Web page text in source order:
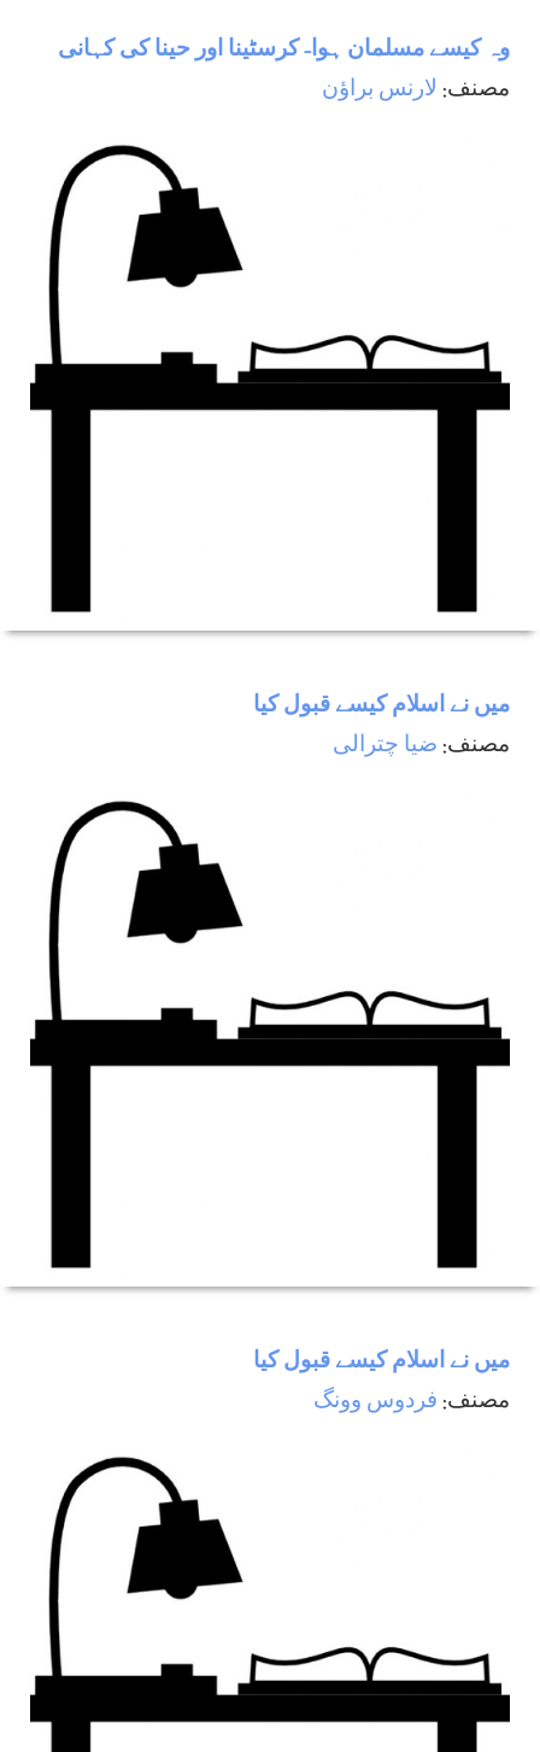
وہ كيسے مسلمان ہوا- كرسٹينا اور حينا كی كہانی
مصنف: لارنس براؤن
ميں نے اسلام كيسے قبول كيا
مصنف: ضيا چترالی
ميں نے اسلام كيسے قبول كيا
مصنف: فردوس وونگ